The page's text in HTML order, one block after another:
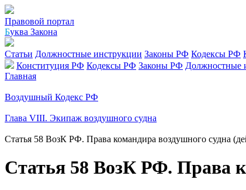
Правовой портал
Буква Закона
Статьи Должностные инструкции Законы РФ Кодексы РФ
Конституция РФ Кодексы РФ Законы РФ Должностные
Главная
Воздушный Кодекс РФ
Глава VIII. Экипаж воздушного судна
Статья 58 ВозК РФ. Права командира воздушного судна
Статья 58 ВозК РФ. Права